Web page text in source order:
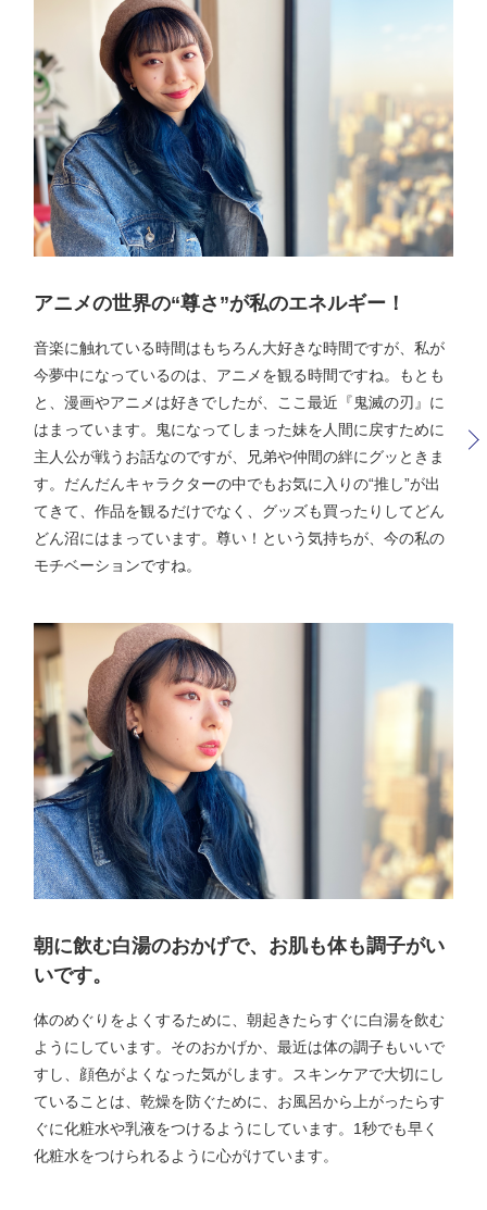
アニメの世界の“尊さ”が私のエネルギー！
音楽に触れている時間はもちろん大好きな時間ですが、私が
今夢中になっているのは、アニメを観る時間ですね。もとも
と、漫画やアニメは好きでしたが、ここ最近『鬼滅の刃』に
はまっています。鬼になってしまった妹を人間に戻すために
主人公が戦うお話なのですが、兄弟や仲間の絆にグッときま
す。だんだんキャラクターの中でもお気に入りの“推し”が出
てきて、作品を観るだけでなく、グッズも買ったりしてどん
どん沼にはまっています。尊い！という気持ちが、今の私の
モチベーションですね。
朝に飲む白湯のおかげで、お肌も体も調子がい
いです。
体のめぐりをよくするために、朝起きたらすぐに白湯を飲む
ようにしています。そのおかげか、最近は体の調子もいいで
すし、顔色がよくなった気がします。スキンケアで大切にし
ていることは、乾燥を防ぐために、お風呂から上がったらす
ぐに化粧水や乳液をつけるようにしています。1秒でも早く
化粧水をつけられるように心がけています。